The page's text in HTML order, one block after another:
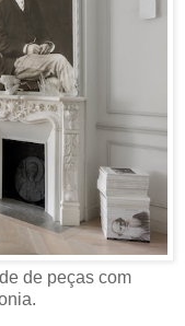
de peças com